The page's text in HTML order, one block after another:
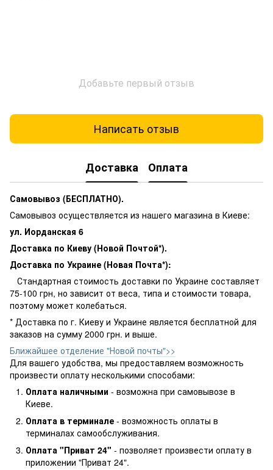
Добавьте первый отзыв
Написать отзыв
Доставка Оплата
Самовывоз (БЕСПЛАТНО).
Самовывоз осуществляется из нашего магазина в Киеве:
ул. Иорданская 6
Доставка по Киеву (Новой Почтой*).
Доставка по Украине (Новая Почта*):
Стандартная стоимость доставки по Украине составляет
75-100 грн, но зависит от веса, типа и стоимости товара,
поэтому может колебаться.
* Доставка по г. Киеву и Украине является бесплатной для
заказов на сумму 2000 грн. и выше.
Ближайшее отделение "Новой почты">>
Для вашего удобства, мы предоставляем возможность
произвести оплату несколькими способами:
Оплата наличными - возможна при самовывозе в
Киеве.
Оплата в терминале - возможность оплаты в
терминалах самообслуживания.
Оплата "Приват 24" - позволяет произвести оплату в
приложении "Приват 24".